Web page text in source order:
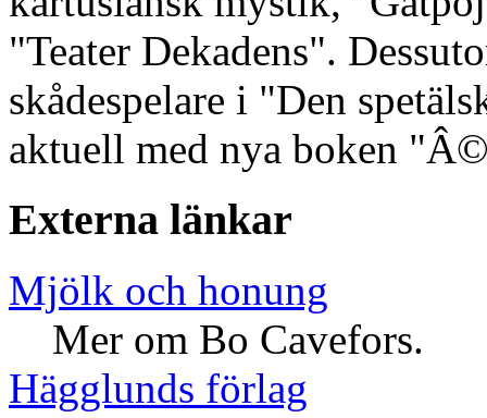
"Teater Dekadens".
skådespelare i "Den
aktuell med nya boken
Externa länkar
Mjölk och honung
Mer om Bo Cavefors.
Hägglunds förlag